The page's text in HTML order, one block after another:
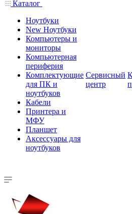
Каталог
Ноутбуки
New Ноутбуки
Компьютеры и
мониторы
Компьютерная
периферия
Комплектующие
для ПК и
ноутбуков
Кабели
Принтера и
МФУ
Планшет
Аксессуары для
ноутбуков
Сервисный
центр